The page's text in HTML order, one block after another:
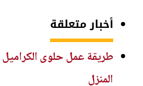
أخبار متعلقة
طريقة عمل حلوى
المنزل